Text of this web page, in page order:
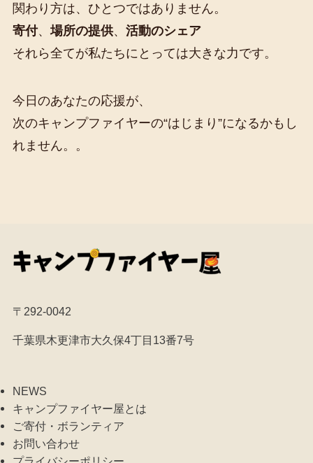
関わり方は、ひとつではありません。
寄付、場所の提供、 活動のシェア
それら全てが私たちにとっては大きな力です。
今日のあなたの応援が、
次のキャンプファイヤーの“はじまり”になるかもし
れません。。
〒292-0042
千葉県木更津市大久保4丁目13番7号
NEWS
キャンプファイヤー屋とは
ご寄付・ボランティア
お問い合わせ